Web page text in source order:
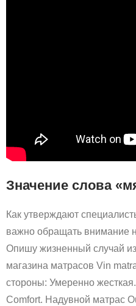
Значение слова
Как утверждают
важно обращать внимание
Опишу жизненный случай
магазина матрасов Vin
стороны: Умеренно
Comfort. Надувной матрас